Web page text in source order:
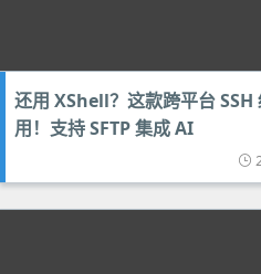
还用 XShell？这款跨平台
用！支持 SFTP 集成 AI